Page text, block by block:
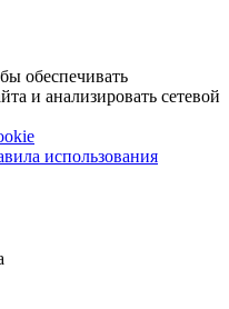
обеспечивать
и анализировать сетевой
использования